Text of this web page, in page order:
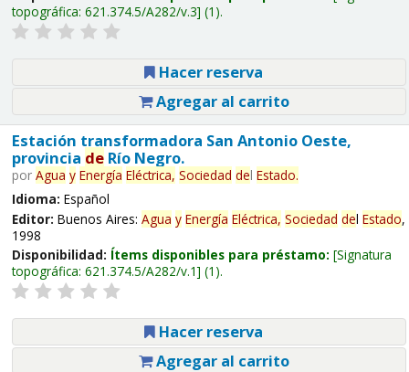
topográfica: 621.374.5/A282/v.3 (1).
Hacer reserva
Agregar al carrito
Estación transformadora San Antonio Oeste,
provincia deRío Negro.
por Agua y Energía Eléctrica, Sociedad del Estado.
Idioma: Español
Editor: Buenos Aires: Agua y Energía Eléctrica, Sociedad del Estado,
1998
Disponibilidad: Ítems disponibles para préstamo: Signatura
topográfica: 621.374.5/A282/v.1 (1).
Hacer reserva
Agregar al carrito